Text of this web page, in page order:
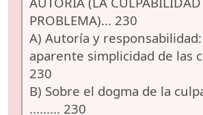
PROBLEMA)... 230
A) Autoría y
aparente simplicidad de las
230
B) Sobre el dogma de la
......... 230